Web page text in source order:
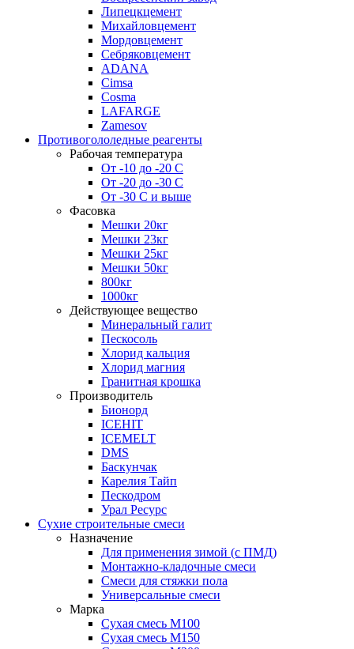
Липецкцемент
Михайловцемент
Мордовцемент
Себряковцемент
ADANA
Cimsa
Cosma
LAFARGE
Zamesov
Противогололедные реагенты
Рабочая температура
От -10 до -20 С
От -20 до -30 С
От -30 С и выше
Фасовка
Мешки 20кг
Мешки 23кг
Мешки 25кг
Мешки 50кг
800кг
1000кг
Действующее вещество
Минеральный галит
Пескосоль
Хлорид кальция
Хлорид магния
Гранитная крошка
Производитель
Бионорд
ICEHIT
ICEMELT
DMS
Баскунчак
Карелия Тайп
Пескодром
Урал Ресурс
Сухие строительные смеси
Назначение
Для применения зимой (с ПМД)
Монтажно-кладочные смеси
Смеси для стяжки пола
Универсальные смеси
Марка
Сухая смесь М100
Сухая смесь М150